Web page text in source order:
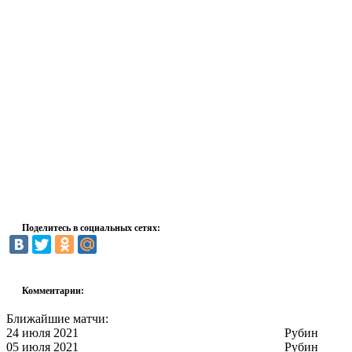
Поделитесь в социальных сетях:
Комментарии:
Ближайшие матчи:
24 июля 2021
Рубин
05 июля 2021
Рубин